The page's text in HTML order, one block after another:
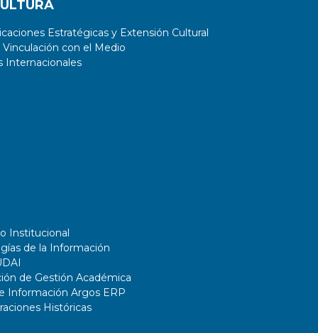
Estratégicas y Extensión Cultural
con el Medio
Internacionales
Institucional
de la Información
de Gestión Académica
Información Argos ERP
Históricas